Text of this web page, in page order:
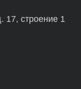
17, строение 1